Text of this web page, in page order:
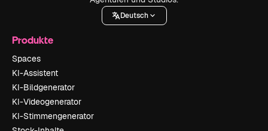
Deutsch
Produkte
Spaces
KI-Assistent
KI-Bildgenerator
KI-Videogenerator
KI-Stimmengenerator